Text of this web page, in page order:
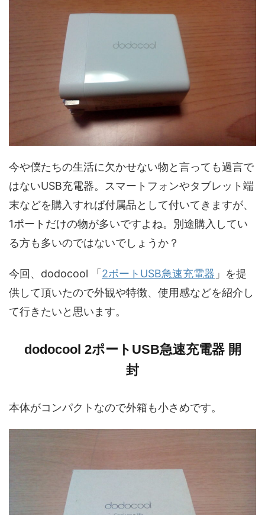
今や僕たちの生活に欠かせない物と言っても過言で
はないUSB充電器。スマートフォンやタブレット端
末などを購入すれば付属品として付いてきますが、
1ポートだけの物が多いですよね。別途購入してい
る方も多いのではないでしょうか？
今回、dodocool 「2ポートUSB急速充電器 」を提
供して頂いたので外観や特徴、使用感などを紹介し
て行きたいと思います。
dodocool 2ポートUSB急速充電器 開
封
本体がコンパクトなので外箱も小さめです。